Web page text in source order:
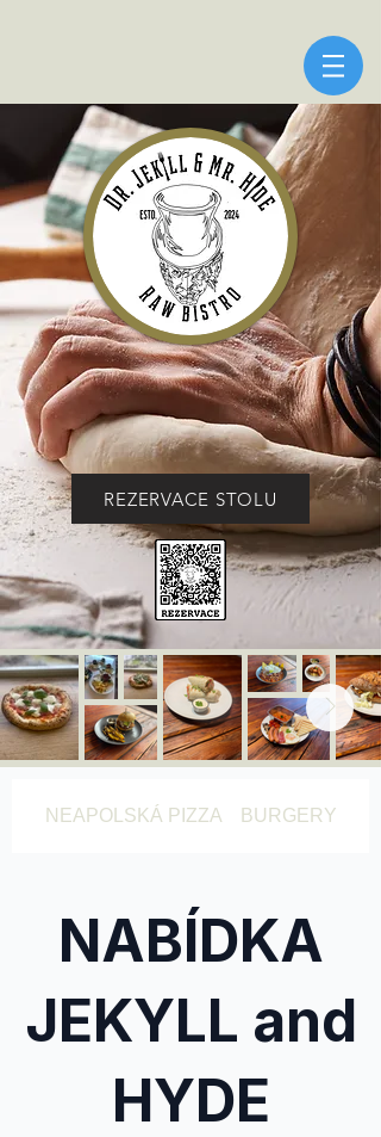
REZERVACE STOLU
NEAPOLSKÁ PIZZA BURGERY
NABÍDKA
JEKYLL and
HYDE